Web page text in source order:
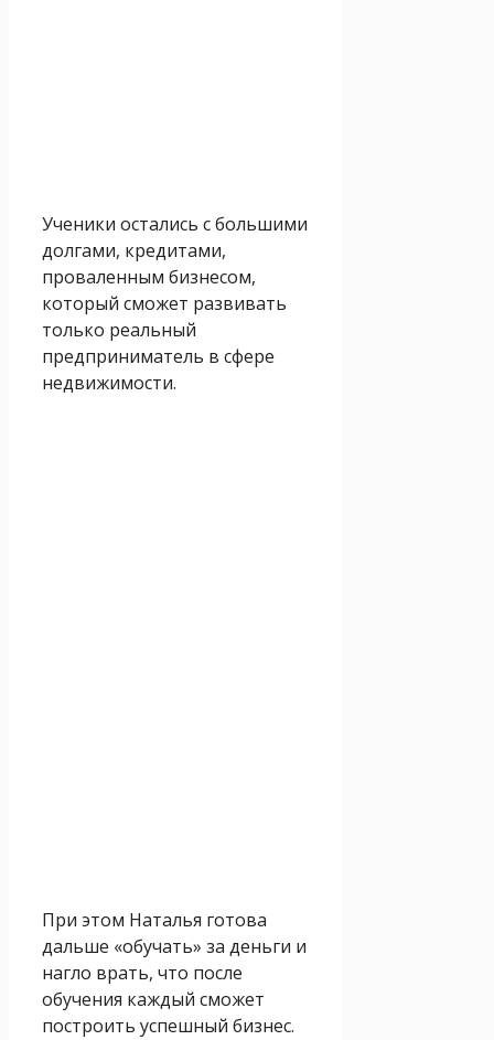
Ученики остались с большими
долгами, кредитами,
проваленным бизнесом,
который сможет развивать
только реальный
предприниматель в сфере
недвижимости.
При этом Наталья готова
дальше «обучать» за деньги и
нагло врать, что после
обучения каждый сможет
построить успешный бизнес.